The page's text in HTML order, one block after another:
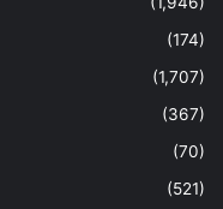
(174)
(1,707)
(367)
(70)
(521)